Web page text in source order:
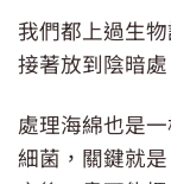
我們都上過生
接著放到陰暗
處理海綿也是
細菌，關鍵就